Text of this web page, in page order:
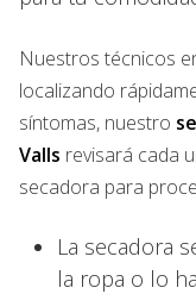
Nuestros técnicos
localizando
síntomas, nuestro
Valls revisará cada
secadora para
La secadora
la ropa o lo